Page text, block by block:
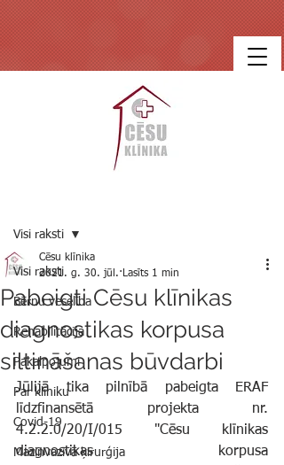
Visi raksti
Bērnu veselība
Rehabilitācija
Pakalpojumi
Par klīniku
Covid-19
Mazinvazīvā ķirurģija
Visi raksti
Pabeigti Cēsu klīnikas
diagnostikas korpusa
siltināšanas būvdarbi
Cēsu klīnika
2021. g. 30. jūl. Lasīts 1 min
Jūlijā tika pilnībā pabeigta ERAF
līdzfinansētā projekta nr.
4.2.2.0/20/I/015 "Cēsu klīnikas
diagnostikas korpusa